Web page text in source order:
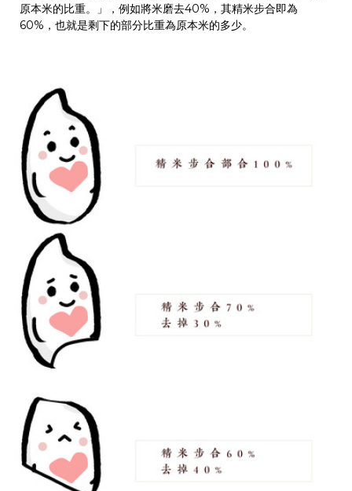
原本米的比重。」，例如將米磨去40%，其精米步合即為
60%，也就是剩下的部分比重為原本米的多少。